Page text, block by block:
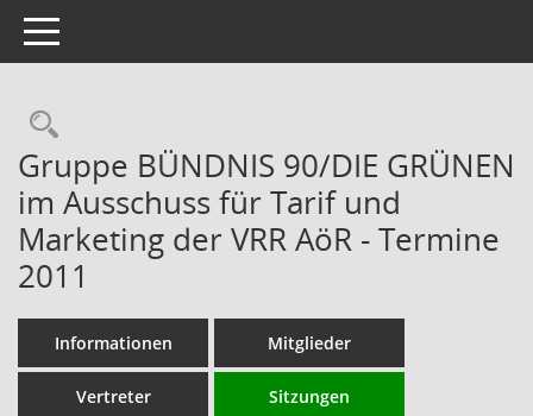
Toggle navigation
Rechercheauswahl
Gruppe BÜNDNIS 90/DIE GRÜNEN
im Ausschuss für Tarif und
Marketing der VRR AöR - Termine
2011
Informationen Mitglieder
Vertreter Sitzungen